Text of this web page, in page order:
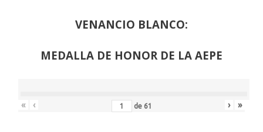
VENANCIO BLANCO:
MEDALLA DE HONOR DE LA AEPE
« ‹ de 61 › »